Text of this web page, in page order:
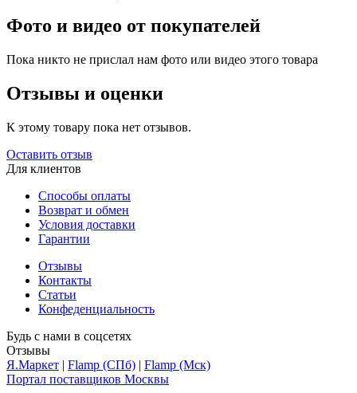
Фото и видео от покупателей
Пока никто не прислал нам фото или видео этого товара
Отзывы и оценки
К этому товару пока нет отзывов.
Оставить отзыв
Для клиентов
Способы оплаты
Возврат и обмен
Условия доставки
Гарантии
Отзывы
Контакты
Статьи
Конфеденциальность
Будь с нами в соцсетях
Отзывы
Я.Маркет | Flamp (СПб) | Flamp (Мск)
Портал поставщиков Москвы